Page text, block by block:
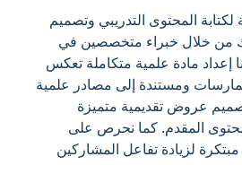
المحتوى التدريبي وتصميم
من خلال خبراء متخصصين في
إعداد مادة علمية متكاملة تعكس
ومستندة إلى مصادر علمية
عروض تقديمية متميزة
المقدم. كما نحرص على
لزيادة تفاعل المشاركين